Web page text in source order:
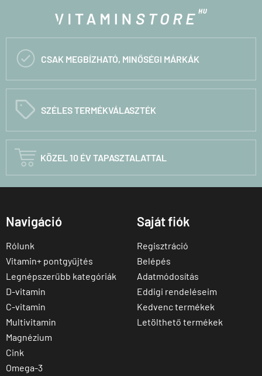
 CSAK MEGBÍZHATÓ, MINŐSÉGI MÁRKÁK
C SZÉLES TERMÉKVÁLASZTÉK
 KÖZEL 10 ÉV TAPASZTALATTAL
Navigáció
Rólunk
Vitamin+ pontgyűjtés
Legnépszerűbb kategóriák
D-vitamin
C-vitamin
Multivitamin
Magnézium
Cink
Omega-3
Saját fiók
Regisztráció
Belépés
Adatmódosítás
Eddigi rendeléseim
Kedvenc termékek
Letölthető termékek